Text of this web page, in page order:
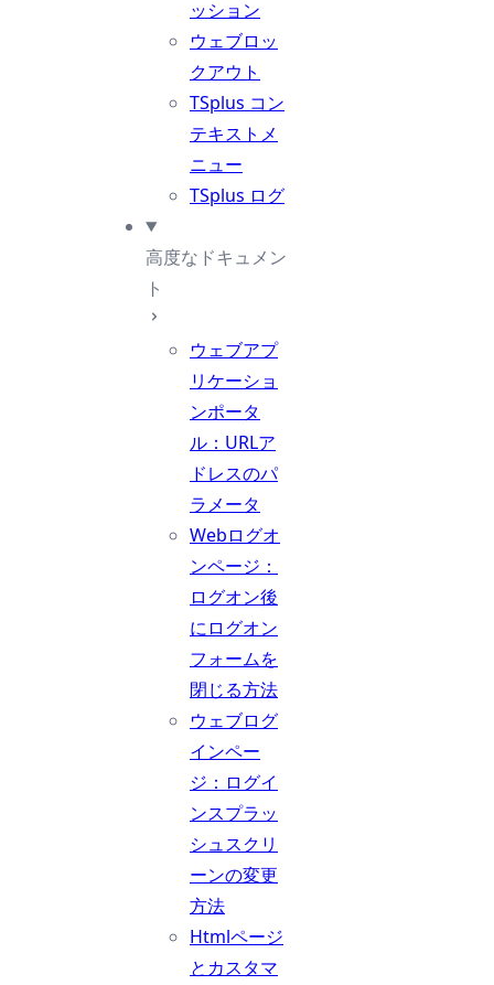
ッション
ウェブロッ
クアウト
TSplus コン
テキストメ
ニュー
TSplus ログ
高度なドキュメン
ト
ウェブアプ
リケーショ
ンポータ
ル：URLア
ドレスのパ
ラメータ
Webログオ
ンページ：
ログオン後
にログオン
フォームを
閉じる方法
ウェブログ
インペー
ジ：ログイ
ンスプラッ
シュスクリ
ーンの変更
方法
Htmlページ
とカスタマ